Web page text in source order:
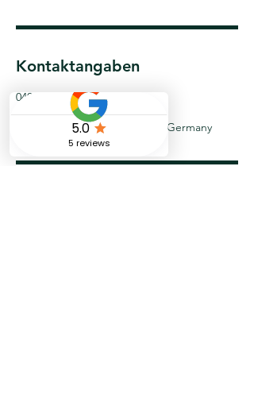
Kontaktangaben
040-524754500
info@spotless-fj.de
Billstraße 87, 20539 Hamburg, Germany